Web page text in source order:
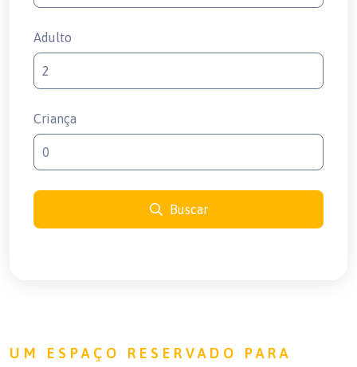
Adulto
Criança
Buscar
UM ESPAÇO RESERVADO PARA